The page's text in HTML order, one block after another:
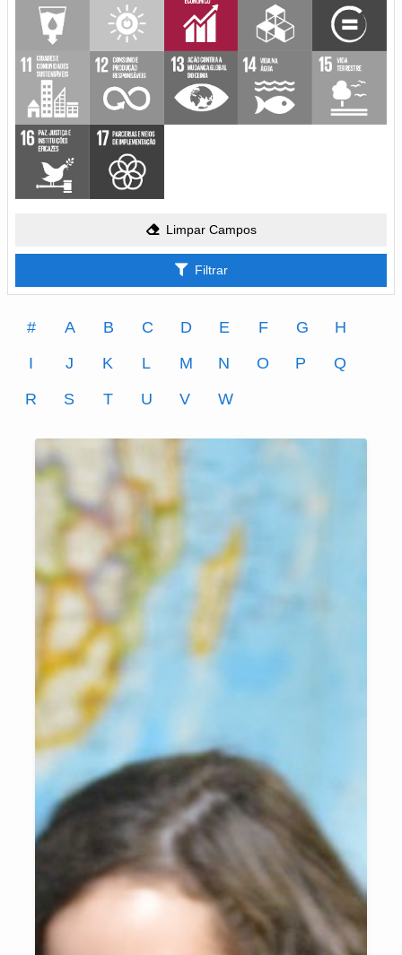
Limpar Campos
Filtrar
# A B C D E F G
H
I
J K L M N O P
Q
R
S T U V W